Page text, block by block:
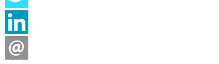
Strijkinstrumenten
Toetsen
Ukelele